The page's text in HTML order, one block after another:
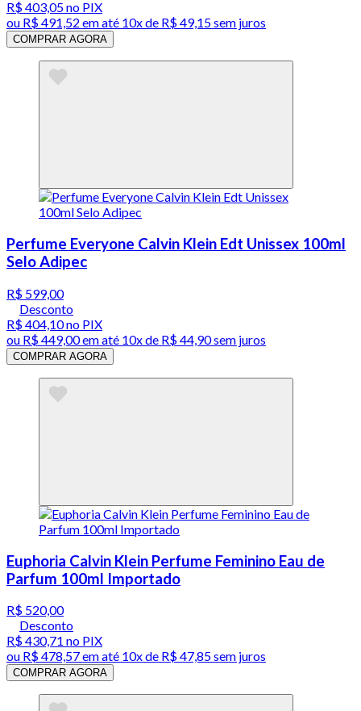
R$ 403,05no PIX
ou R$ 491,52 em até 10x de R$ 49,15 sem juros
COMPRAR AGORA
Perfume Everyone Calvin Klein Edt Unissex 100ml
Selo Adipec
R$ 599,00
Desconto
R$ 404,10no PIX
ou R$ 449,00em até 10x de R$ 44,90 sem juros
COMPRAR AGORA
Euphoria Calvin Klein Perfume Feminino Eau de
Parfum 100ml Importado
R$ 520,00
Desconto
R$ 430,71 no PIX
ou R$ 478,57em até 10x de R$ 47,85 sem juros
COMPRAR AGORA